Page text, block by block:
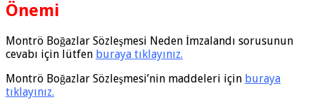
Önemi
Montrö Boğazlar Sözleşmesi Neden İmzalandı sorusunun
cevabı için lütfen buraya tıklayınız.
Montrö Boğazlar Sözleşmesi’nin maddeleri için buraya
tıklayınız.